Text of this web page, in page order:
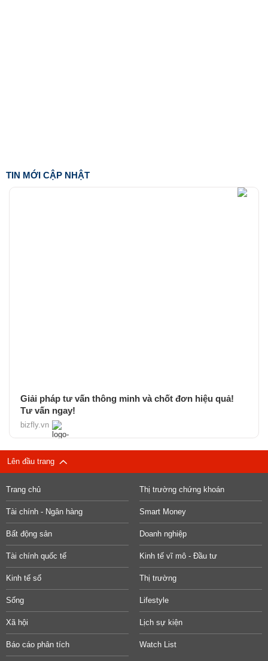
TIN MỚI CẬP NHẬT
Giải pháp tư vấn thông minh và chốt đơn hiệu quả!
Tư vấn ngay!
bizfly.vn
Lên đầu trang
Trang chủ Thị trường chứng khoán
Tài chính - Ngân hàng Smart Money
Bất động sản Doanh nghiệp
Tài chính quốc tế Kinh tế vĩ mô - Đầu tư
Kinh tế số Thị trường
Sống Lifestyle
Xã hội Lịch sự kiện
Báo cáo phân tích Watch List